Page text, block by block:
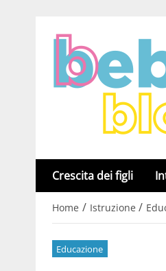
Crescita dei figli
Home / Istruzione /
Educazione